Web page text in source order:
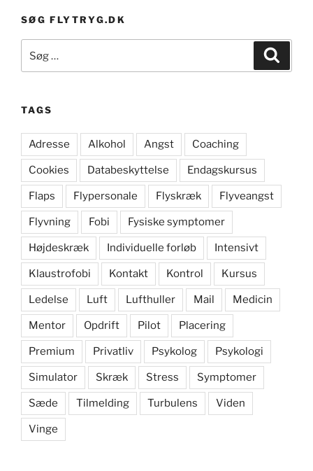
SØG FLYTRYG.DK
efter:
TAGS
Adresse Alkohol Angst Coaching
Cookies Databeskyttelse Endagskursus
Flaps Flypersonale Flyskræk Flyveangst
Flyvning Fobi Fysiske symptomer
Højdeskræk Individuelle forløb Intensivt
Klaustrofobi Kontakt Kontrol Kursus
Ledelse Luft Lufthuller Mail Medicin
Mentor Opdrift Pilot Placering
Premium Privatliv Psykolog Psykologi
Simulator Skræk Stress Symptomer
Sæde Tilmelding Turbulens Viden
Vinge